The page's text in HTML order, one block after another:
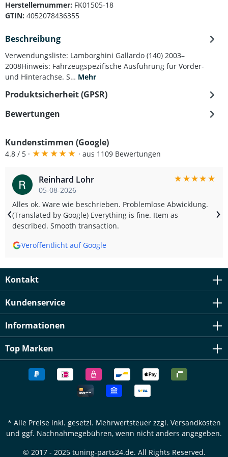
Herstellernummer: FK01505-18
GTIN: 4052078436355
Beschreibung
Verwendungsliste: Lamborghini Gallardo (140) 2003–
2008Hinweis: Fahrzeugspezifische Ausführung für Vorder-
und Hinterachse. S… Mehr
Produktsicherheit (GPSR)
Bewertungen
Kundenstimmen (Google)
4.8 / 5 · ★★★★★ · aus 1109 Bewertungen
Reinhard Lohr
05-08-2026
★★★★★
Alles ok. Ware wie beschrieben. Problemlose Abwicklung.
(Translated by Google) Everything is fine. Item as
described. Smooth transaction.
Veröffentlicht auf Google
‹ ›
Kontakt
Kundenservice
Informationen
Top Marken
* Alle Preise inkl. gesetzl. Mehrwertsteuer zzgl. Versandkosten
und ggf. Nachnahmegebühren, wenn nicht anders angegeben.
© 2017 - 2025 tuning-parts24.de. All Rights Reserved.